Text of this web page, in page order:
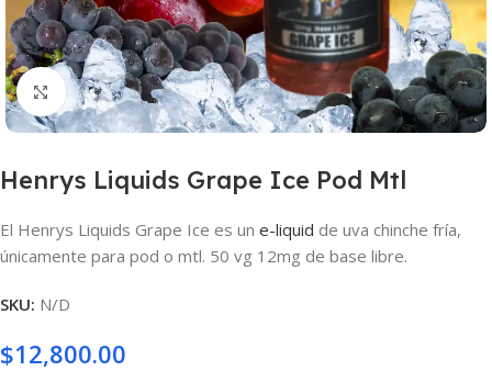
Haga clic para ampliar
Henrys Liquids Grape Ice Pod Mtl
El Henrys Liquids Grape Ice es un e-liquid de uva chinche fría,
únicamente para pod o mtl. 50 vg 12mg de base libre.
SKU: N/D
$12,800.00